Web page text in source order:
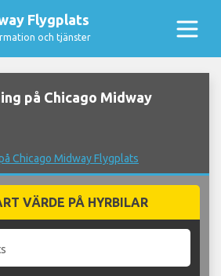
Flygplats
och tjänster
på Chicago Midway
Chicago Midway Flygplats
VÄRDE PÅ HYRBILAR